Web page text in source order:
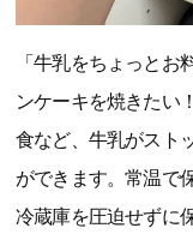
「牛乳をちょっと
ンケーキを焼きたい
食など、牛乳がスト
ができます。常温で
冷蔵庫を圧迫せずに